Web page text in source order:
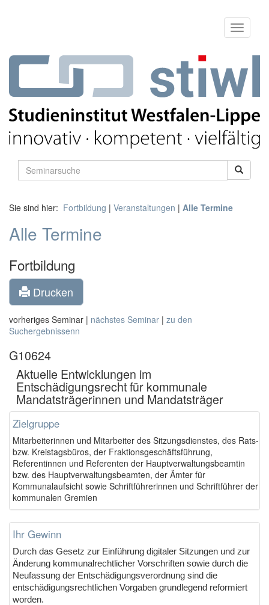
Sie sind hier: Fortbildung | Veranstaltungen | Alle Termine
Alle Termine
Fortbildung
Drucken
vorheriges Seminar | nächstes Seminar | zu den
Suchergebnissenn
G10624
Aktuelle Entwicklungen im
Entschädigungsrecht für kommunale
Mandatsträgerinnen und Mandatsträger
Zielgruppe
Mitarbeiterinnen und Mitarbeiter des Sitzungsdienstes, des Rats-
bzw. Kreistagsbüros, der Fraktionsgeschäftsführung,
Referentinnen und Referenten der Hauptverwaltungsbeamtin
bzw. des Hauptverwaltungsbeamten, der Ämter für
Kommunalaufsicht sowie Schriftführerinnen und Schriftführer der
kommunalen Gremien
Ihr Gewinn
Durch das Gesetz zur Einführung digitaler Sitzungen und zur
Änderung kommunalrechtlicher Vorschriften sowie durch die
Neufassung der Entschädigungsverordnung sind die
entschädigungsrechtlichen Vorgaben grundlegend reformiert
worden.